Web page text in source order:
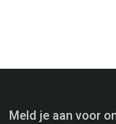
Meld je aan voor